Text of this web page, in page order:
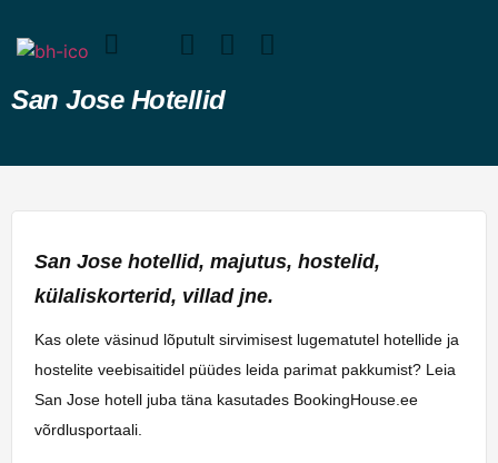
San Jose Hotellid
San Jose hotellid, majutus, hostelid,
külaliskorterid, villad jne.
Kas olete väsinud lõputult sirvimisest lugematutel hotellide ja
hostelite veebisaitidel püüdes leida parimat pakkumist? Leia
San Jose hotell juba täna kasutades BookingHouse.ee
võrdlusportaali.